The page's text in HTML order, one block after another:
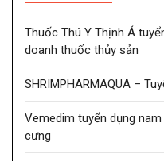
Thuốc Thú Y Thịnh Á
doanh thuốc thủy sản
SHRIMPHARMAQUA –
Vemedim tuyển dụng
cưng